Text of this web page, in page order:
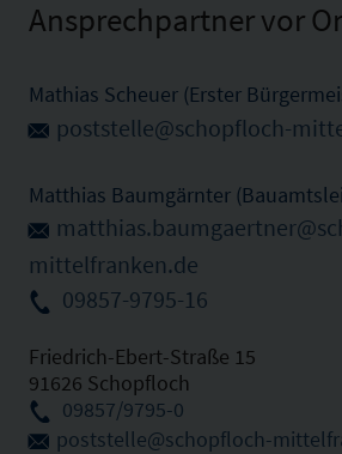
Ansprechpartner vor
Mathias Scheuer (Erster
poststelle@schopfloch-
Matthias Baumgärnter
mittelfranken.de
09857-9795-16
Friedrich-Ebert-Straße 15
91626 Schopfloch
09857/9795-0
poststelle@schopfloch-